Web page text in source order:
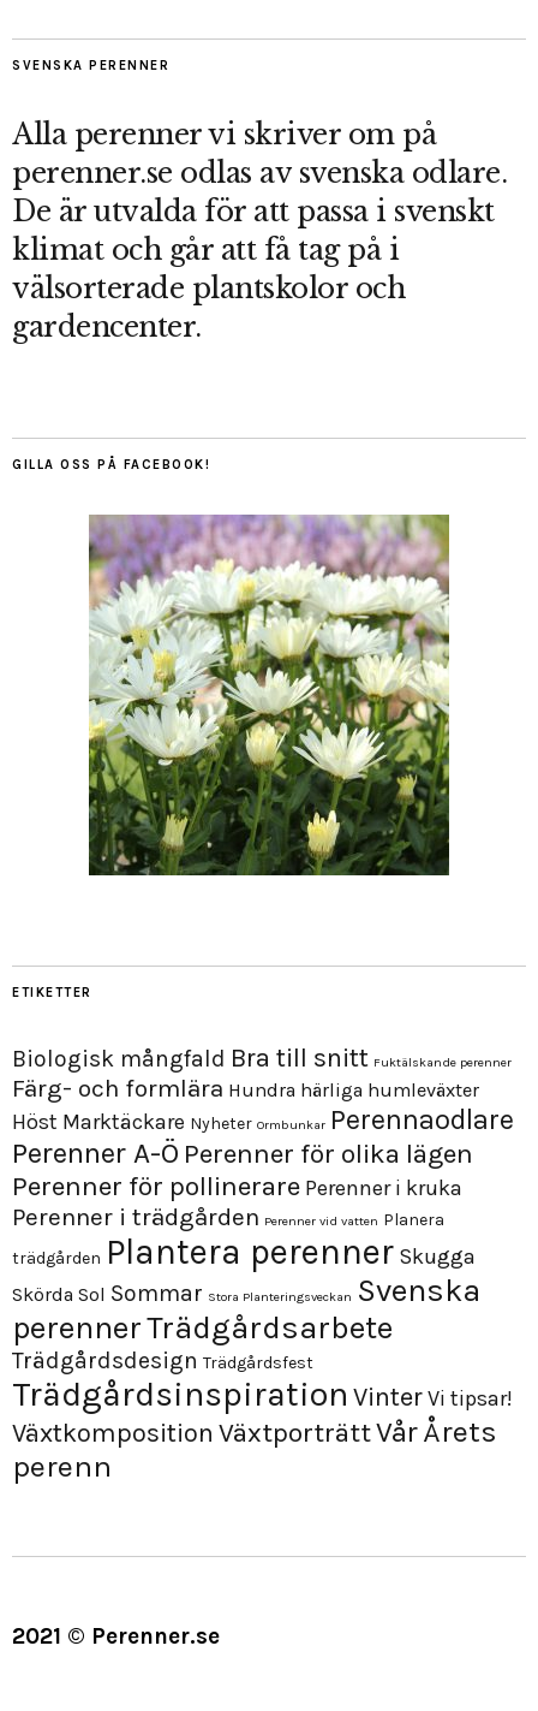
SVENSKA PERENNER
Alla perenner vi skriver om på
perenner.se odlas av svenska odlare.
De är utvalda för att passa i svenskt
klimat och går att få tag på i
välsorterade plantskolor och
gardencenter.
GILLA OSS PÅ FACEBOOK!
ETIKETTER
Biologisk mångfald Bra till snitt Fuktälskande perenner
Färg- och formlära Hundra härliga humleväxter
Höst Marktäckare Nyheter Ormbunkar Perennaodlare
Perenner A-Ö Perenner för olika lägen
Perenner för pollinerare Perenner i kruka
Perenner i trädgården Perenner vid vatten Planera
trädgården Plantera perenner Skugga
Skörda Sol Sommar Stora Planteringsveckan Svenska
perennerTrädgårdsarbete
Trädgårdsdesign Trädgårdsfest
Trädgårdsinspiration VinterVi tipsar!
Växtkomposition VäxtporträttVårÅrets
perenn
2021 © Perenner.se